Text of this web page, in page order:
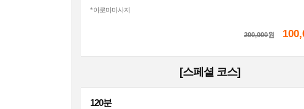
* 아로마마사지
200,000원
[스페셜 코스]
120분